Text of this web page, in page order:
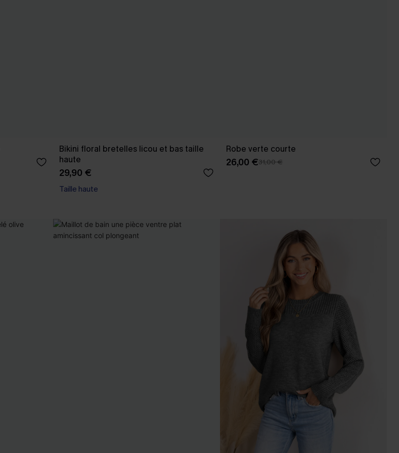
Bikini floral bretelles licou et bas taille
haute
29,90 €
Taille haute
Robe verte courte
26,00 €31,00 €